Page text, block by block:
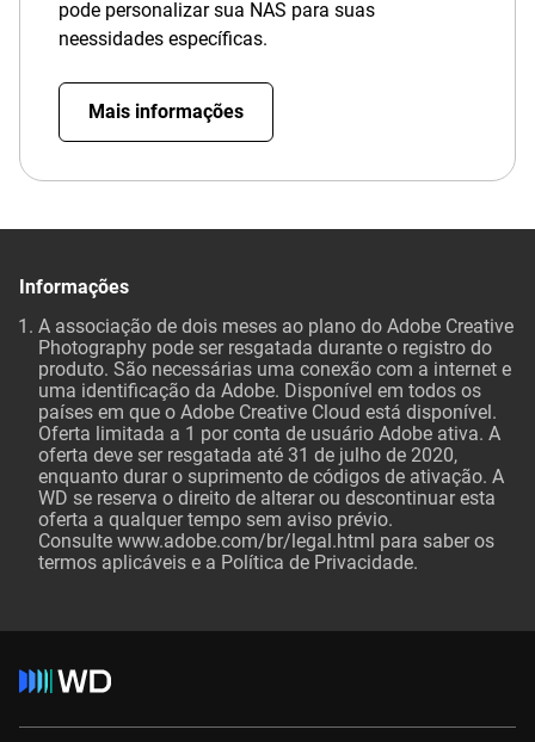
pode personalizar sua NAS para suas
neessidades específicas.
Mais informações
Informações
A associação de dois meses ao plano do Adobe Creative
Photography pode ser resgatada durante o registro do
produto. São necessárias uma conexão com a internet e
uma identificação da Adobe. Disponível em todos os
países em que o Adobe Creative Cloud está disponível.
Oferta limitada a 1 por conta de usuário Adobe ativa. A
oferta deve ser resgatada até 31 de julho de 2020,
enquanto durar o suprimento de códigos de ativação. A
WD se reserva o direito de alterar ou descontinuar esta
oferta a qualquer tempo sem aviso prévio.
Consulte www.adobe.com/br/legal.html para saber os
termos aplicáveis e a Política de Privacidade.